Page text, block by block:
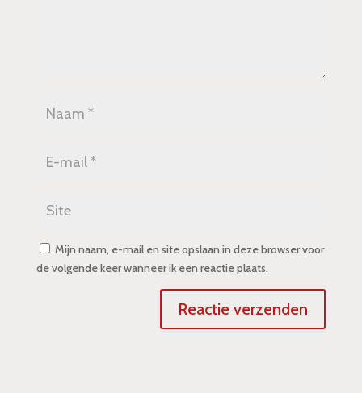
Mijn naam, e-mail en site opslaan in deze browser voor
de volgende keer wanneer ik een reactie plaats.